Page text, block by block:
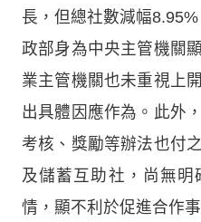
長，但總社數減幅
政部身為中央主管機關
業主管機關也未重視上
出具體因應作為。此外
考核、獎勵等辦法也付
及儲蓄互助社，尚無
情，顯不利於促進合作